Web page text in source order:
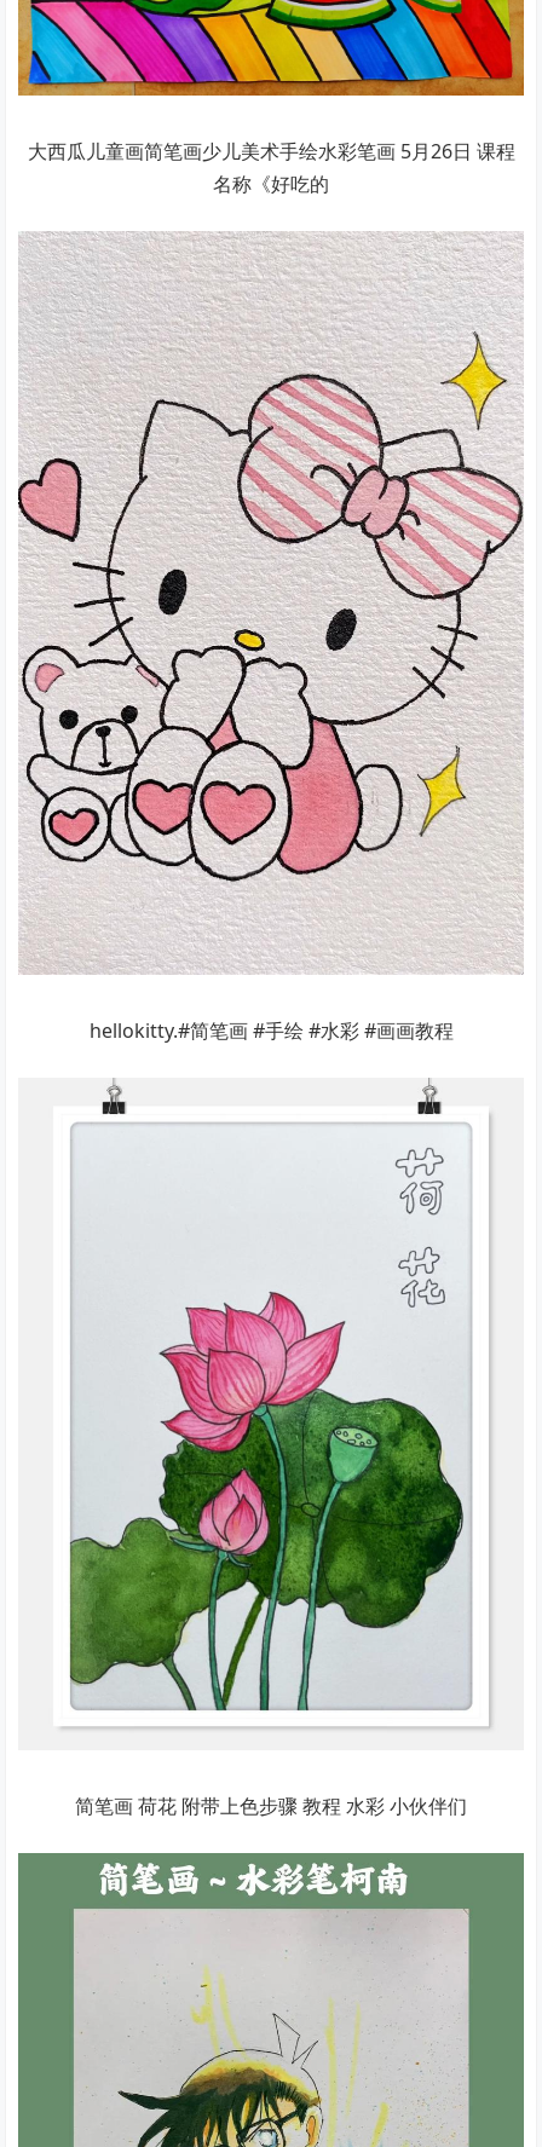
大西瓜儿童画简笔画少儿美术手绘水彩笔画 5月26日 课程
名称《好吃的
hellokitty.#简笔画 #手绘 #水彩 #画画教程
简笔画 荷花 附带上色步骤 教程 水彩 小伙伴们